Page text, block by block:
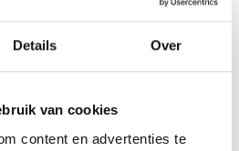
Details Over
van cookies
content en advertenties te